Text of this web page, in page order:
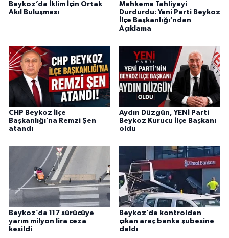
Beykoz’da İklim İçin Ortak
Akıl Buluşması
Mahkeme Tahliyeyi
Durdurdu: Yeni Parti Beykoz
İlçe Başkanlığı’ndan
Açıklama
CHP Beykoz İlçe
Başkanlığı’na Remzi Şen
atandı
Aydın Düzgün, YENİ Parti
Beykoz Kurucu İlçe Başkanı
oldu
Beykoz’da 117 sürücüye
yarım milyon lira ceza
kesildi
Beykoz’da kontrolden
çıkan araç banka şubesine
daldı